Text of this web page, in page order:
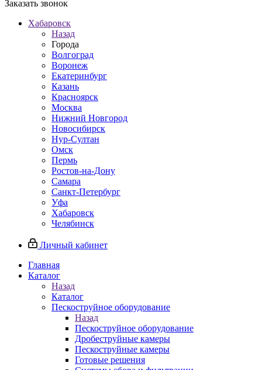
Заказать звонок
Хабаровск
Назад
Города
Волгоград
Воронеж
Екатеринбург
Казань
Красноярск
Москва
Нижний Новгород
Новосибирск
Нур-Султан
Омск
Пермь
Ростов-на-Дону
Самара
Санкт-Петербург
Уфа
Хабаровск
Челябинск
Личный кабинет
Главная
Каталог
Назад
Каталог
Пескоструйное оборудование
Назад
Пескоструйное оборудование
Дробеструйные камеры
Пескоструйные камеры
Готовые решения